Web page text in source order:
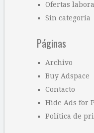
Ofertas
Sin categoría
Páginas
Archivo
Buy Adspace
Contacto
Hide Ads for
Política de